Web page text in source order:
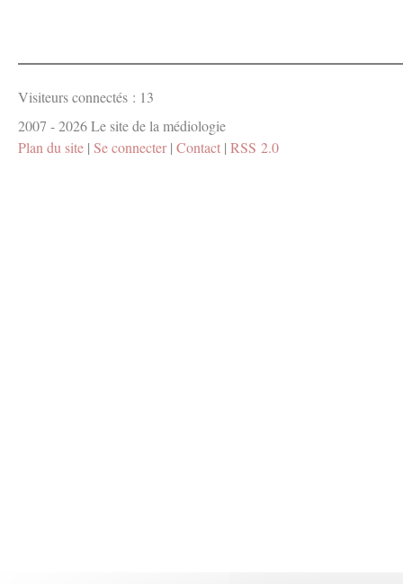
Visiteurs connectés : 13
2007 - 2026 Le site de la médiologie
Plan du site | Se connecter| Contact | RSS 2.0